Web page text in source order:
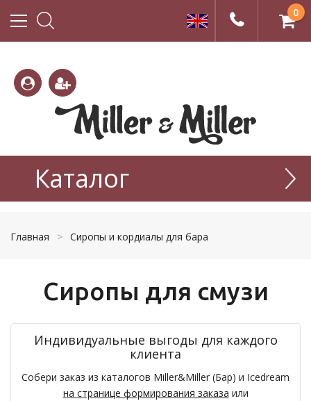
333-
(495)
0
Каталог
Главная > Сиропы и кордиалы для бара
Сиропы для смузи
Индивидуальные выгоды для каждого
клиента
Собери заказ из каталогов Miller&Miller (Бар) и Icedream
на странице формирования заказа или